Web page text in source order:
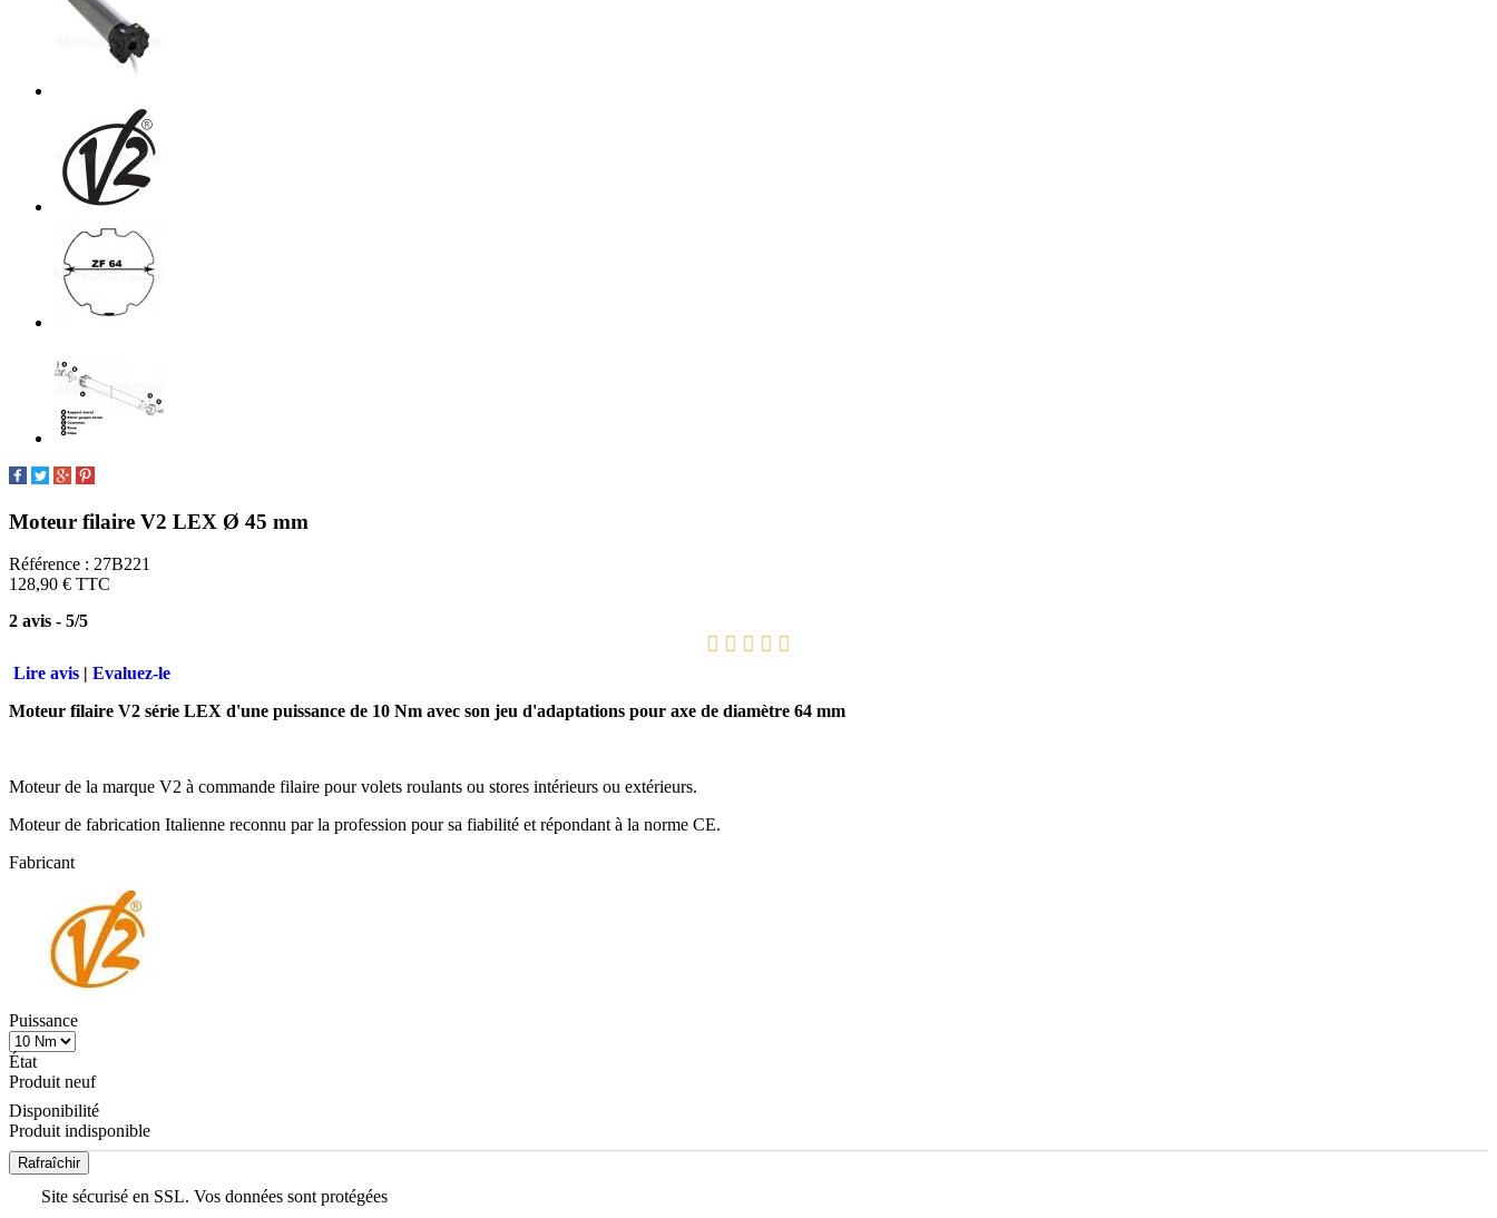
Moteur filaire V2 LEX Ø 45 mm
Référence : 27B221
128,90 € TTC
2 avis - 5/5
Lire avis | Evaluez-le
Moteur filaire V2 série LEX d'une puissance de 10 Nm avec son jeu d'adaptations pour axe de diamètre 64 mm
Moteur de la marque V2 à commande filaire pour volets roulants ou stores intérieurs ou extérieurs.
Moteur de fabrication Italienne reconnu par la profession pour sa fiabilité et répondant à la norme CE.
Fabricant
Puissance
État
Produit neuf
Disponibilité
Produit indisponible
Site sécurisé en SSL. Vos données sont protégées